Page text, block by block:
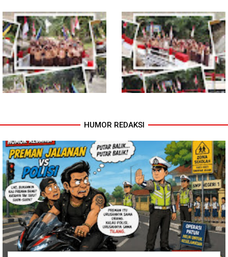
Pendampingan Babinsa
Dorong Petani Tingkatkan Hasil
Tanaman Cabai
Jembatan Garuda Rampung,
Kuala Kepeng Kini Semakin
Lancar
Jembatan Garuda Rampung,
Nikmati Akses Lebih Lancar
HUMOR REDAKSI